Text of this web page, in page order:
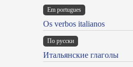
Em portugues
Os verbos italianos
По русски
Итальянские глаголы